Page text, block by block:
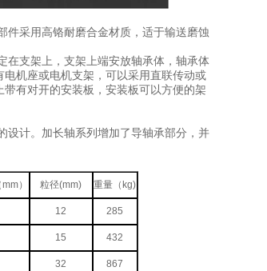
件采用高铬耐磨合金材质，适于输送磨蚀
在支架上，支架上端安放轴承体，轴承体
机座或电机支架，可以采用直联传动或
有对开的安装板，安装板可以方便的架
设计。加长轴系列增加了导轴承部分，并
） 粒径(mm) 重量（kg)
12 285
15 432
32 867